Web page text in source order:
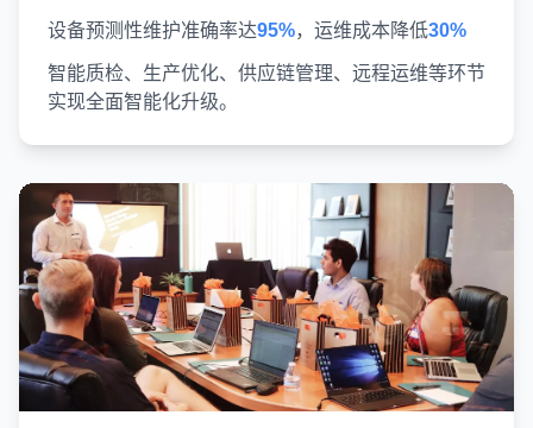
设备预测性维护准确率达95%，运维成本降低30%
智能质检、生产优化、供应链管理、远程运维等环节
实现全面智能化升级。